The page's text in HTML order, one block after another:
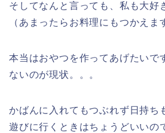
そしてなんと言っても、私も大好
（あまったらお料理にもつかえま
本当はおやつを作ってあげたいで
ないのが現状。。。
かばんに入れてもつぶれず日持ち
遊びに行くときはちょうどいいの